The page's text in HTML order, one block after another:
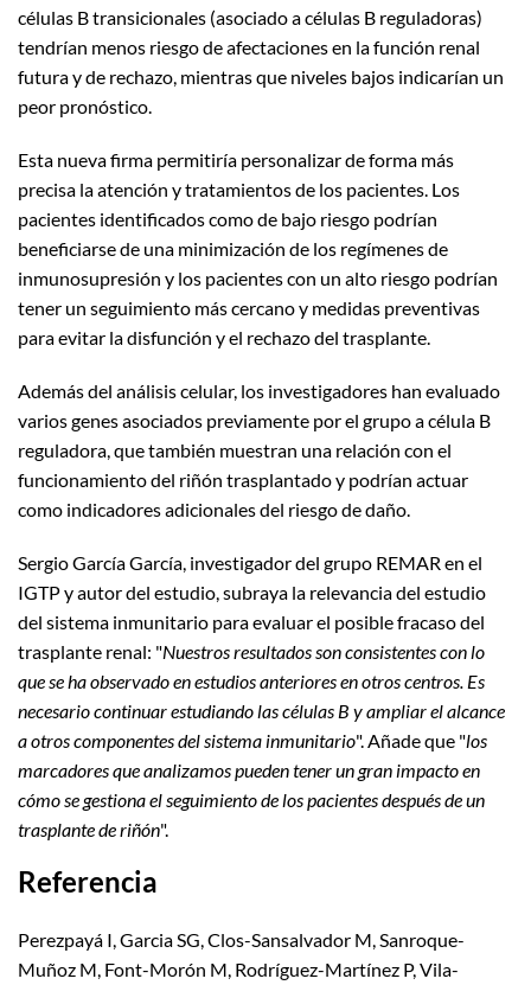
células B transicionales (asociado a células B reguladoras)
tendrían menos riesgo de afectaciones en la función renal
futura y de rechazo, mientras que niveles bajos indicarían un
peor pronóstico.
Esta nueva firma permitiría personalizar de forma más
precisa la atención y tratamientos de los pacientes. Los
pacientes identificados como de bajo riesgo podrían
beneficiarse de una minimización de los regímenes de
inmunosupresión y los pacientes con un alto riesgo podrían
tener un seguimiento más cercano y medidas preventivas
para evitar la disfunción y el rechazo del trasplante.
Además del análisis celular, los investigadores han evaluado
varios genes asociados previamente por el grupo a célula B
reguladora, que también muestran una relación con el
funcionamiento del riñón trasplantado y podrían actuar
como indicadores adicionales del riesgo de daño.
Sergio García García, investigador del grupo REMAR en el
IGTP y autor del estudio, subraya la relevancia del estudio
del sistema inmunitario para evaluar el posible fracaso del
trasplante renal: "Nuestros resultados son consistentes con lo
que se ha observado en estudios anteriores en otros centros. Es
necesario continuar estudiando las células B y ampliar el alcance
a otros componentes del sistema inmunitario". Añade que "los
marcadores que analizamos pueden tener un gran impacto en
cómo se gestiona el seguimiento de los pacientes después de un
trasplante de riñón".
Referencia
Perezpayá I, Garcia SG, Clos-Sansalvador M, Sanroque-
Muñoz M, Font-Morón M, Rodríguez-Martínez P, Vila-